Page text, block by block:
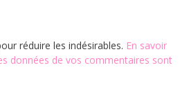
réduire les indésirables. En savoir
données de vos commentaires sont